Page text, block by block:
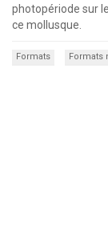
photopériode sur
ce mollusque.
Formats Formats